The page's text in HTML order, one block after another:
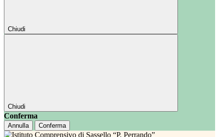
Chiudi
Chiudi
Conferma
Annulla Conferma